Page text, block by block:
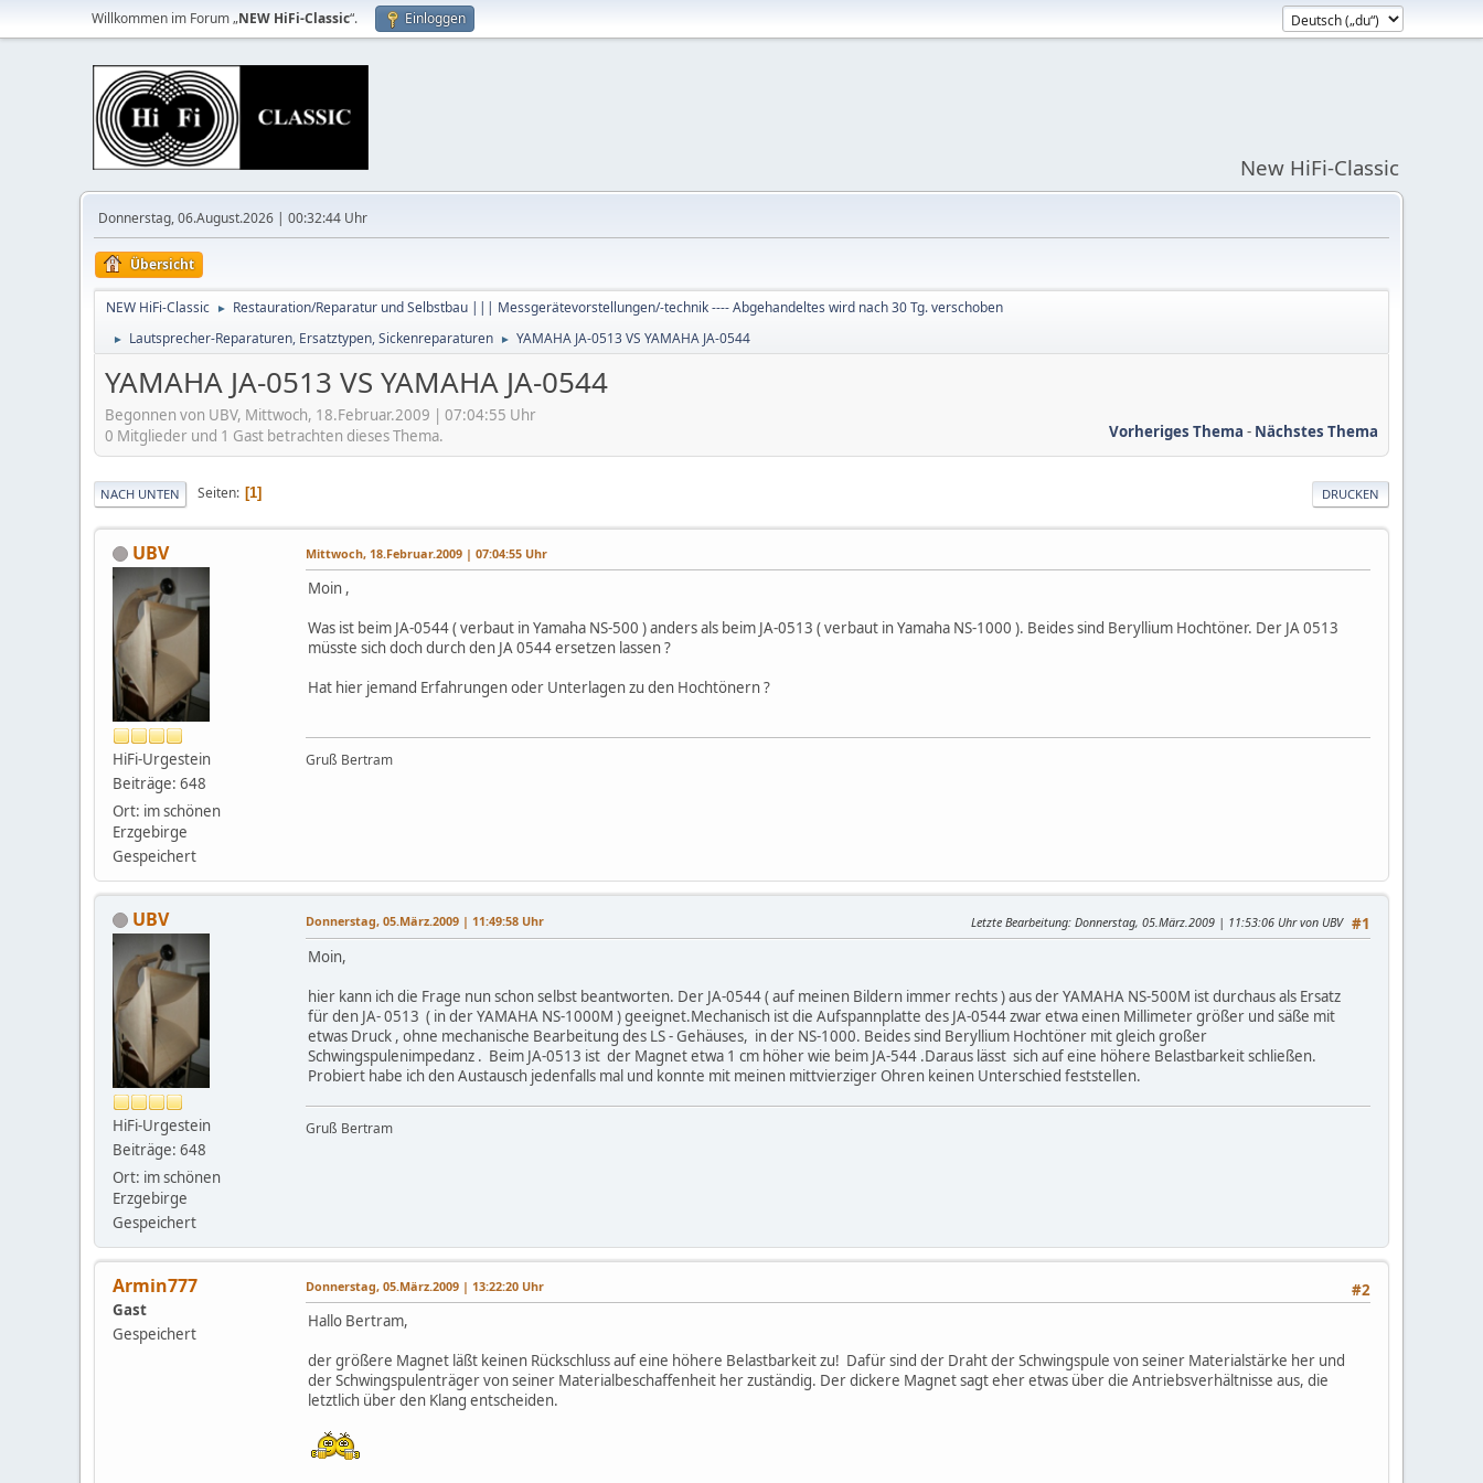
Willkommen im Forum „NEW HiFi-Classic“. Einloggen
New HiFi-Classic
Donnerstag, 06.August.2026 | 00:32:44 Uhr
Übersicht
NEW HiFi-Classic ► Restauration/Reparatur und Selbstbau ||| Messgerätevorstellungen/-technik ---- Abgehandeltes wird nach 30 Tg. verschoben
► Lautsprecher-Reparaturen, Ersatztypen, Sickenreparaturen ► YAMAHA JA-0513 VS YAMAHA JA-0544
YAMAHA JA-0513 VS YAMAHA JA-0544
Begonnen von UBV, Mittwoch, 18.Februar.2009 | 07:04:55 Uhr
Vorheriges Thema - Nächstes Thema
0 Mitglieder und 1 Gast betrachten dieses Thema.
DRUCKEN
NACH UNTEN Seiten 1
UBV
HiFi-Urgestein
Beiträge: 648
Ort: im schönen
Erzgebirge
Gespeichert
Mittwoch, 18.Februar.2009 | 07:04:55 Uhr
Moin ,
Was ist beim JA-0544 ( verbaut in Yamaha NS-500 ) anders als beim JA-0513 ( verbaut in Yamaha NS-1000 ). Beides sind Beryllium Hochtöner. Der JA 0513
müsste sich doch durch den JA 0544 ersetzen lassen ?
Hat hier jemand Erfahrungen oder Unterlagen zu den Hochtönern ?
Gruß Bertram
UBV
HiFi-Urgestein
Beiträge: 648
Ort: im schönen
Erzgebirge
Gespeichert
#1
Donnerstag, 05.März.2009 | 11:49:58 Uhr Letzte Bearbeitung: Donnerstag, 05.März.2009 | 11:53:06 Uhr von UBV
Moin,
hier kann ich die Frage nun schon selbst beantworten. Der JA-0544 ( auf meinen Bildern immer rechts ) aus der YAMAHA NS-500M ist durchaus als Ersatz
für den JA- 0513 ( in der YAMAHA NS-1000M ) geeignet.Mechanisch ist die Aufspannplatte des JA-0544 zwar etwa einen Millimeter größer und säße mit
etwas Druck , ohne mechanische Bearbeitung des LS - Gehäuses, in der NS-1000. Beides sind Beryllium Hochtöner mit gleich großer
Schwingspulenimpedanz . Beim JA-0513 ist der Magnet etwa 1 cm höher wie beim JA-544 .Daraus lässt sich auf eine höhere Belastbarkeit schließen.
Probiert habe ich den Austausch jedenfalls mal und konnte mit meinen mittvierziger Ohren keinen Unterschied feststellen.
Gruß Bertram
Armin777
Gast
Gespeichert
#2
Donnerstag, 05.März.2009 | 13:22:20 Uhr
Hallo Bertram,
der größere Magnet läßt keinen Rückschluss auf eine höhere Belastbarkeit zu! Dafür sind der Draht der Schwingspule von seiner Materialstärke her und
der Schwingspulenträger von seiner Materialbeschaffenheit her zuständig. Der dickere Magnet sagt eher etwas über die Antriebsverhältnisse aus, die
letztlich über den Klang entscheiden.